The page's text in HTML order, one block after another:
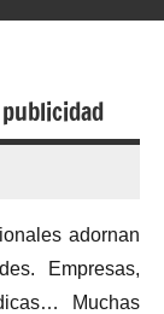
adornan
Empresas,
Muchas